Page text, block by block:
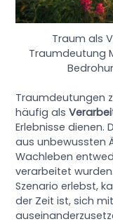
Traum als
Traumdeutung
Traumdeutungen
häufig als
Erlebnisse dienen.
aus unbewussten
Wachleben
verarbeitet
Szenario erlebst,
der Zeit ist, sich